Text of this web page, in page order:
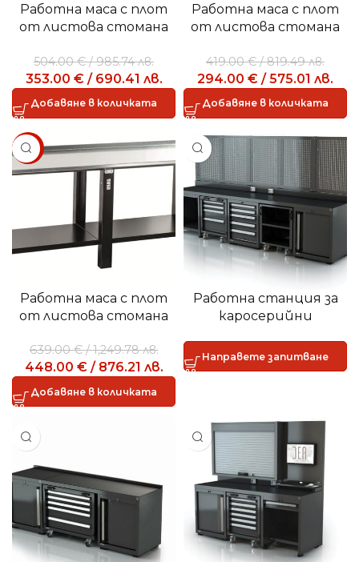
Работна маса с плот
от листова стомана
504.00€ /985.74лв.
353.00 € / 690.41 лв.
Добавяне в количката
Работна маса с плот
от листова стомана
419.00€ /819.49лв.
294.00 € /575.01 лв.
Добавяне в количката
SALE
Работна маса с плот
от листова стомана
639.00€ /1,249.78лв.
448.00 € / 876.21 лв.
Добавяне в количката
Работна станция за
каросерийни
разглобяване и
сглобяване на
Направете запитване